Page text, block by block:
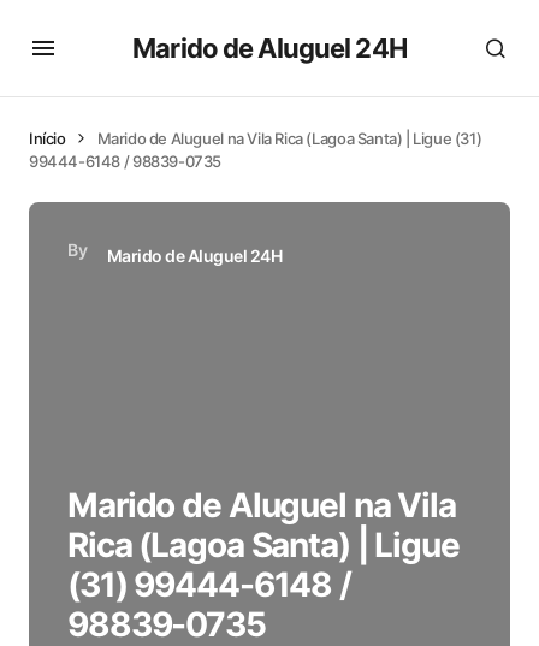
Marido de Aluguel 24H
Início
Marido de Aluguel na Vila Rica (Lagoa Santa) | Ligue (31)
99444-6148 / 98839-0735
By Marido de Aluguel 24H
Marido de Aluguel na Vila
Rica (Lagoa Santa) | Ligue
(31) 99444-6148 /
98839-0735